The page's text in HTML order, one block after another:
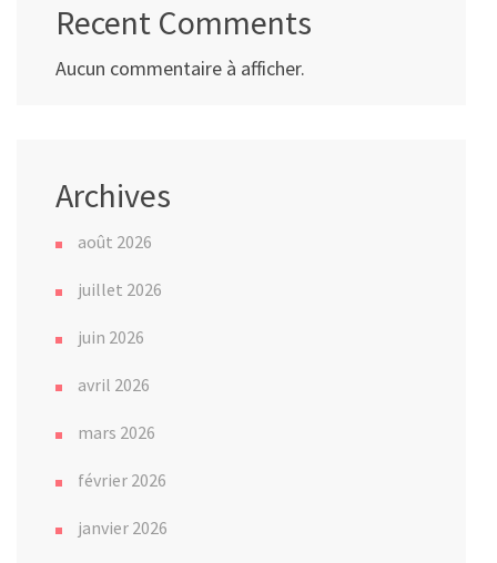
Recent Comments
Aucun commentaire à afficher.
Archives
août 2026
juillet 2026
juin 2026
avril 2026
mars 2026
février 2026
janvier 2026